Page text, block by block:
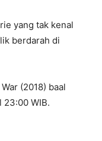
yang tak kenal
berdarah di
(2018) baal
23:00 WIB.